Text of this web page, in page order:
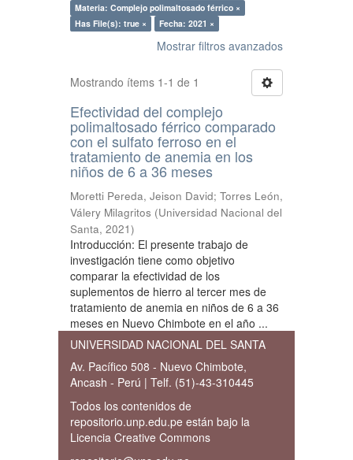
Materia: Complejo polimaltosado férrico ×
Has File(s): true ×
Fecha: 2021 ×
Mostrar filtros avanzados
Mostrando ítems 1-1 de 1
Efectividad del complejo
polimaltosado férrico comparado
con el sulfato ferroso en el
tratamiento de anemia en los
niños de 6 a 36 meses
Moretti Pereda, Jeison David; Torres León,
Válery Milagritos (Universidad Nacional del
Santa, 2021)
Introducción: El presente trabajo de
investigación tiene como objetivo
comparar la efectividad de los
suplementos de hierro al tercer mes de
tratamiento de anemia en niños de 6 a 36
meses en Nuevo Chimbote en el año ...
UNIVERSIDAD NACIONAL DEL SANTA
Av. Pacífico 508 - Nuevo Chimbote,
Ancash - Perú | Telf. (51)-43-310445
Todos los contenidos de
repositorio.unp.edu.pe están bajo la
Licencia Creative Commons